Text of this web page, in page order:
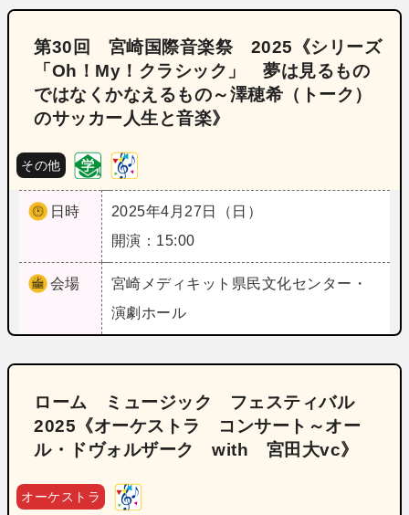
第30回 宮崎国際音楽祭 2025《シリーズ
「Oh！My！クラシック」 夢は見るもの
ではなくかなえるもの～澤穂希（トーク）
のサッカー人生と音楽》
その他
日時
2025年4月27日（日）
開演：15:00
会場 宮崎 メディキット県民文化センター・
演劇ホール
ローム ミュージック フェスティバル
2025《オーケストラ コンサート～オー
ル・ドヴォルザーク with 宮田大vc》
オーケストラ